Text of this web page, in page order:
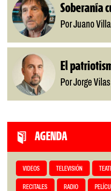
Soberanía
Por Juano
El
Por Jorge Vilas
AGENDA
VIDEOS TELEVISIÓN
RECITALES RADIO